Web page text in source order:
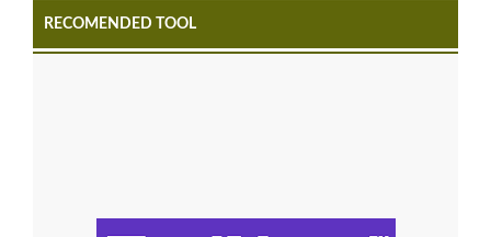
RECOMENDED TOOL